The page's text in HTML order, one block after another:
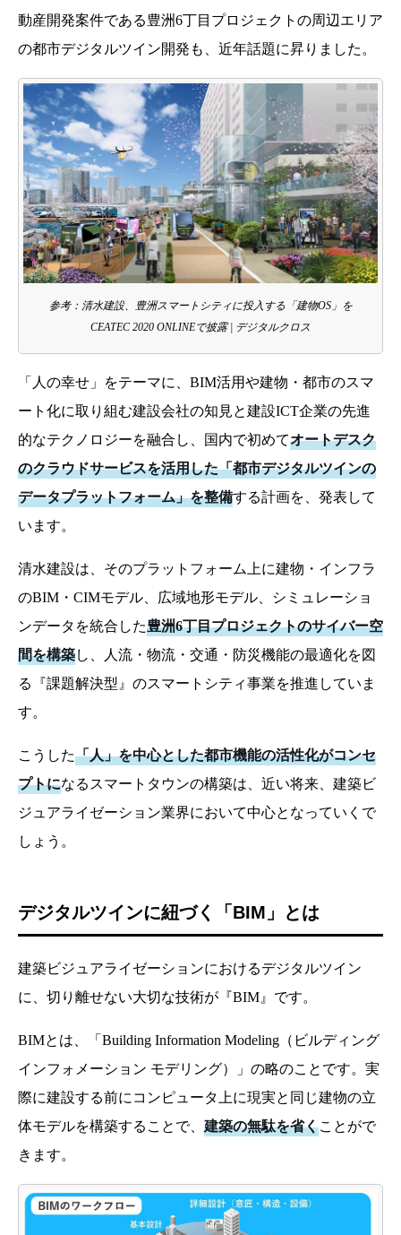
動産開発案件である豊洲6丁目プロジェクトの周辺エリア
の都市デジタルツイン開発も、近年話題に昇りました。
参考：清水建設、豊洲スマートシティに投入する「建物OS」を
CEATEC 2020 ONLINEで披露 | デジタルクロス
「人の幸せ」をテーマに、BIM活用や建物・都市のスマ
ート化に取り組む建設会社の知見と建設ICT企業の先進
的なテクノロジーを融合し、国内で初めてオートデスク
のクラウドサービスを活用した「都市デジタルツインの
データプラットフォーム」を整備する計画を、発表して
います。
清水建設は、そのプラットフォーム上に建物・インフラ
のBIM・CIMモデル、広域地形モデル、シミュレーショ
ンデータを統合した豊洲6丁目プロジェクトのサイバー空
間を構築し、人流・物流・交通・防災機能の最適化を図
る『課題解決型』のスマートシティ事業を推進していま
す。
こうした「人」を中心とした都市機能の活性化がコンセ
プトになるスマートタウンの構築は、近い将来、建築ビ
ジュアライゼーション業界において中心となっていくで
しょう。
デジタルツインに紐づく「BIM」とは
建築ビジュアライゼーションにおけるデジタルツイン
に、切り離せない大切な技術が『BIM』です。
BIMとは、「Building Information Modeling（ビルディング
インフォメーション モデリング）」の略のことです。実
際に建設する前にコンピュータ上に現実と同じ建物の立
体モデルを構築することで、 建築の無駄を省くことがで
きます。